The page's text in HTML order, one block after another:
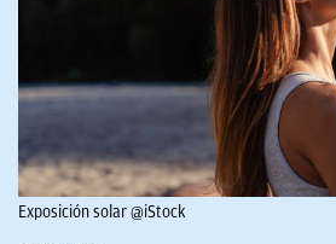
Exposición solar @iStock